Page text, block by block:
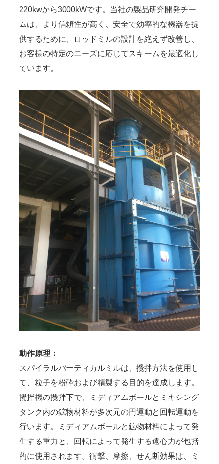
220kwから3000kWです。当社の製品研究開発チー
ムは、より信頼性が高く、安全で効率的な機器を提
供するために、ロッドミルの設計を絶えず改善し、
お客様の特定のニーズに応じてスキームを最適化し
ています。
動作原理：
スパイラルバーティカルミルは、攪拌方法を使用し
て、粒子を粉砕および精製する目的を達成します。
攪拌機の攪拌下で、ミディアムボールとミキシング
タンク内の鉱物材料が多次元の円運動と回転運動を
行います。ミディアムボールと鉱物材料によって発
生する重力と、回転によって発生する遠心力が包括
的に使用されます。衝撃、摩擦、せん断効果は、ミ